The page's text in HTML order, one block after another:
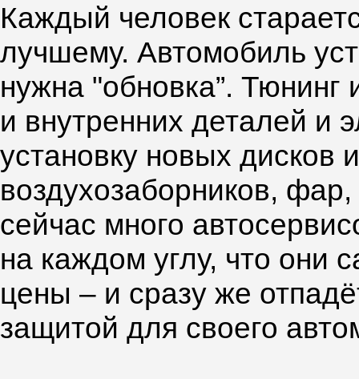
Каждый человек
лучшему. Автомобиль
нужна "обновка”.
и внутренних деталей и
установку новых дисков
воздухозаборников,
сейчас много
на каждом углу, что они
цены – и сразу же
защитой для своего